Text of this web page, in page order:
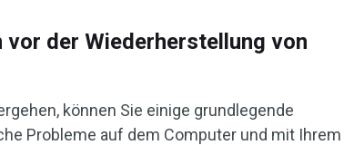
der Wiederherstellung von
können Sie einige grundlegende
Probleme auf dem Computer und mit Ihrem